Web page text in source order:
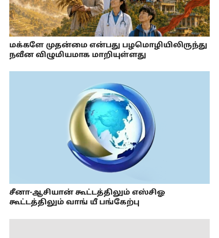
மக்களே முதன்மை என்பது பழமொழியிலிருந்து
நவீன விழுமியமாக மாறியுள்ளது
சீனா-ஆசியான் கூட்டத்திலும் எஸ்சிஓ
கூட்டத்திலும் வாங் யீ பங்கேற்பு